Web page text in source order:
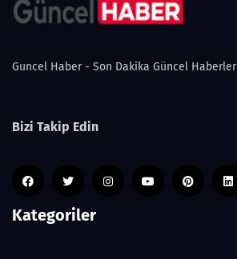
Guncel Haber - Son Dakika Güncel Haberler
Bizi Takip Edin
Kategoriler